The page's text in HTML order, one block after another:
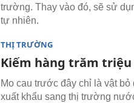
trường. Thay vào đó, sẽ sử
tự nhiên.
THỊ TRƯỜNG
Kiếm hàng trăm
Mo cau trước đây chỉ là vật
xuất khẩu sang thị trường